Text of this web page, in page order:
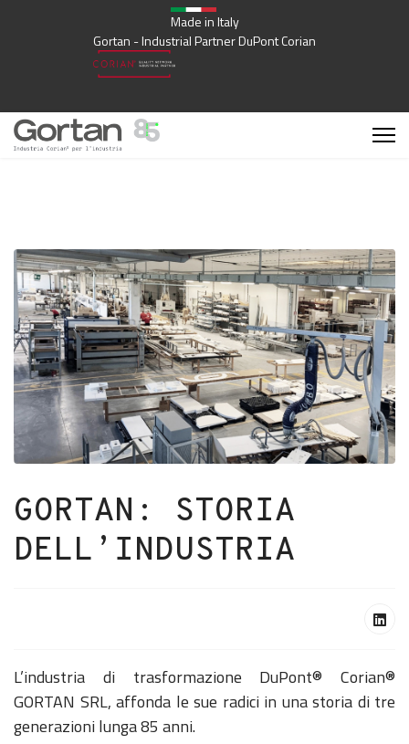
Made in Italy
Gortan - Industrial Partner DuPont Corian
GORTAN: STORIA
DELL’INDUSTRIA
L’industria di trasformazione DuPont® Corian®
GORTAN SRL, affonda le sue radici in una storia di tre
generazioni lunga 85 anni.